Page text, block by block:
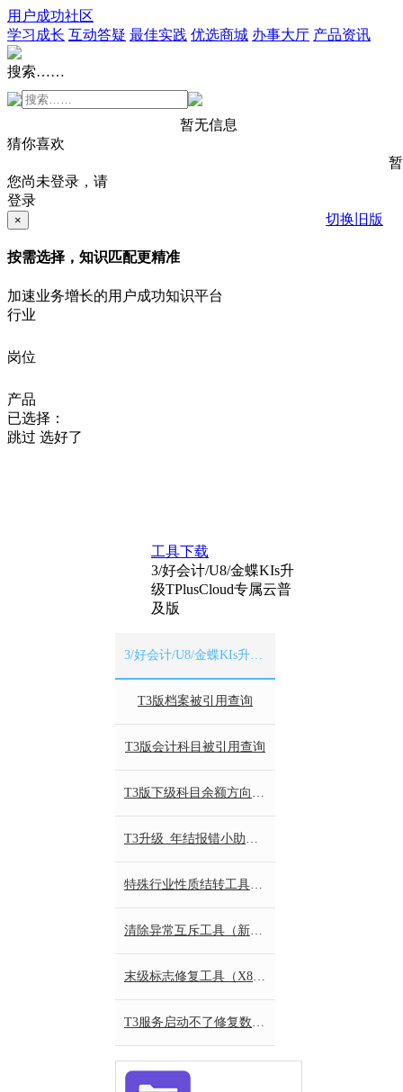
用户成功社区
学习成长 互动答疑 最佳实践 优选商城 办事大厅 产品资讯
搜索……
暂无信息
猜你喜欢
您尚未登录，请
登录
切换旧版
×
按需选择，知识匹配更精准
加速业务增长的用户成功知识平台
行业
岗位
产品
已选择：
跳过 选好了
工具下载
3/好会计/U8/金蝶KIs升
级TPlusCloud专属云普
及版
T3版档案被引用查询
T3版会计科目被引用查询